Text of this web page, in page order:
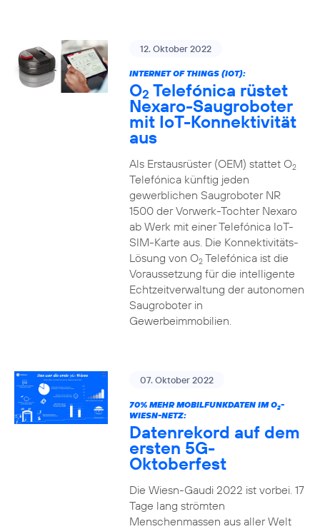
12. Oktober 2022
INTERNET OF THINGS (IOT):
O2 Telefónica rüstet
Nexaro-Saugroboter
mit IoT-Konnektivität
aus
Als Erstausrüster (OEM) stattet O2
Telefónica künftig jeden
gewerblichen Saugroboter NR
1500 der Vorwerk-Tochter Nexaro
ab Werk mit einer Telefónica IoT-
SIM-Karte aus. Die Konnektivitäts-
Lösung von O2Telefónica ist die
Voraussetzung für die intelligente
Echtzeitverwaltung der autonomen
Saugroboter in
Gewerbeimmobilien.
07. Oktober 2022
70% MEHR MOBILFUNKDATEN IM O2-
WIESN-NETZ:
Datenrekord auf dem
ersten 5G-
Oktoberfest
Die Wiesn-Gaudi 2022 ist vorbei. 17
Tage lang strömten
Menschenmassen aus aller Welt